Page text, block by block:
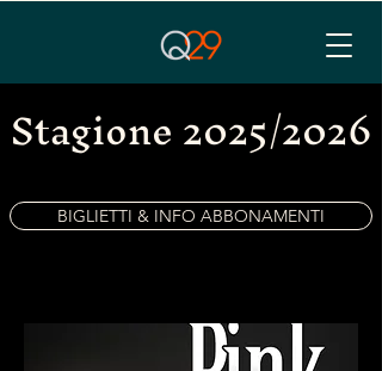
Stagione 2025/2026
BIGLIETTI & INFO ABBONAMENTI